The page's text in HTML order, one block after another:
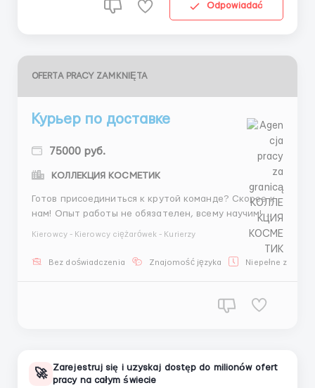
Odpowiadać
OFERTA PRACY ZAMKNIĘTA
Курьер по доставке
75000 руб.
КОЛЛЕКЦИЯ КОСМЕТИК
Готов присоединиться к крутой команде? Скорее к
нам! Опыт работы не обязателен, всему научим!
Твои обязанности: Бережная и своевременная
Стабильный доход – от 75 000 руб./мес за доставки
Kierowcy - Kierowcy ciężarówek - Kurierzy
Bez doświadczenia Znajomość języka Niepełne
🚀
Zarejestruj się i uzyskaj dostęp do milionów ofert
pracy na całym świecie